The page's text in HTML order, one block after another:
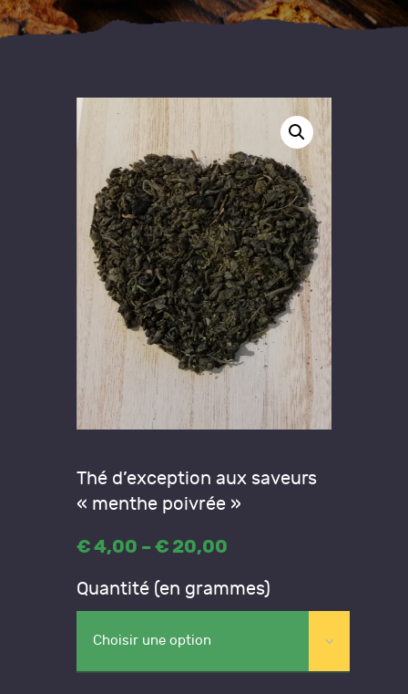
Thé d’exception aux saveurs
« menthe poivrée »
€4,00 –€ 20,00
€4,
0
Quantité (en grammes)